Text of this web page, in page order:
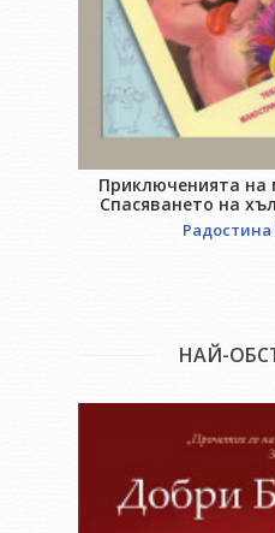
Приключенията на
Спасяването на
НАЙ-